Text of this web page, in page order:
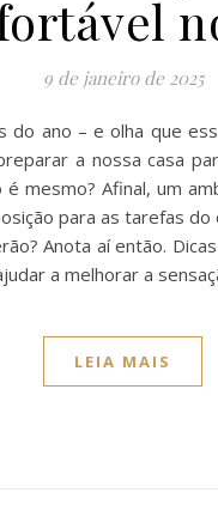
9 de janeiro de 2025
do ano – e olha que
a nossa casa
mesmo? Afinal, um
para as tarefas
Anota aí então.
a melhorar a
LEIA MAIS